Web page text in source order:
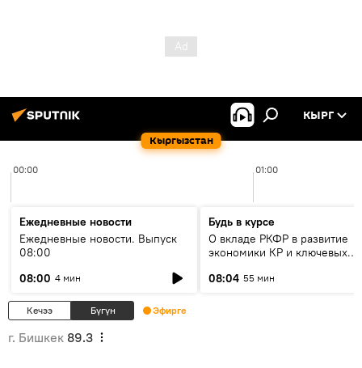
Кыргызстан
КЫРГ
00:00 01:00
Ежедневные новости
Ежедневные новости. Выпуск
08:00
08:00 4 мин
Будь в курсе
О вкладе РКФР в развитие
экономики КР и ключевых
08:04 55 мин
Кечээ Бүгүн Эфирге
г. Бишкек 89.3